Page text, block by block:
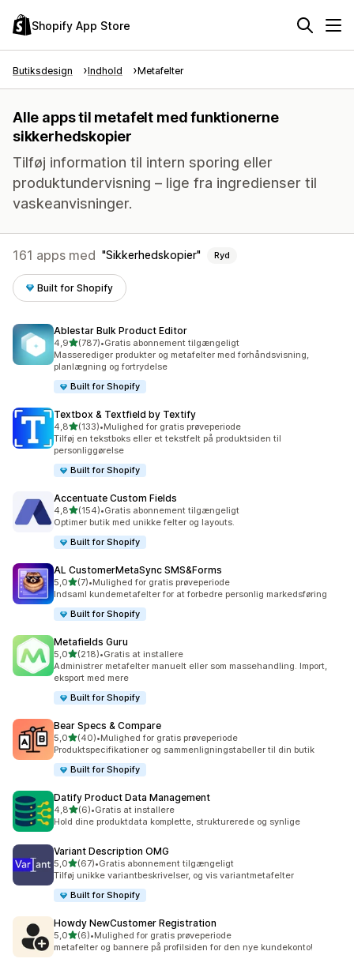
Shopify App Store
Butiksdesign Indhold Metafelter
Alle apps til metafelt med funktionerne
sikkerhedskopier
Tilføj information til intern sporing eller
produktundervisning – lige fra ingredienser til
vaskeanvisninger.
161 apps med Sikkerhedskopier Ryd
Built for Shopify
Ablestar Bulk Product Editor
4,9ud af 5 stjerner
(787)
787 anmeldelser i alt
•Gratis abonnement tilgængeligt
Masserediger produkter og metafelter med forhåndsvisning,
planlægning og fortrydelse
Built for Shopify
Textbox & Textfield by Textify
4,8ud af 5 stjerner
(133)
133 anmeldelser i alt
•Mulighed for gratis prøveperiode
Tilføj en tekstboks eller et tekstfelt på produktsiden til
personliggørelse
Built for Shopify
Accentuate Custom Fields
4,8ud af 5 stjerner
(154)
154 anmeldelser i alt
•Gratis abonnement tilgængeligt
Optimer butik med unikke felter og layouts.
Built for Shopify
AL CustomerMetaSync SMS&Forms
5,0ud af 5 stjerner
(7)
7 anmeldelser i alt
•Mulighed for gratis prøveperiode
Indsaml kundemetafelter for at forbedre personlig markedsføring
Built for Shopify
Metafields Guru
5,0ud af 5 stjerner
(218)
218 anmeldelser i alt
•Gratis at installere
Administrer metafelter manuelt eller som massehandling. Import,
eksport med mere
Built for Shopify
Bear Specs & Compare
5,0ud af 5 stjerner
(40)
40 anmeldelser i alt
•Mulighed for gratis prøveperiode
Produktspecifikationer og sammenligningstabeller til din butik
Built for Shopify
Datify Product Data Management
4,8ud af 5 stjerner
(6)
6 anmeldelser i alt
•Gratis at installere
Hold dine produktdata komplette, strukturerede og synlige
Variant Description OMG
5,0ud af 5 stjerner
(67)
67 anmeldelser i alt
•Gratis abonnement tilgængeligt
Tilføj unikke variantbeskrivelser, og vis variantmetafelter
Built for Shopify
Howdy NewCustomer Registration
5,0ud af 5 stjerner
(6)
6 anmeldelser i alt
•Mulighed for gratis prøveperiode
metafelter og bannere på profilsiden for den nye kundekonto!